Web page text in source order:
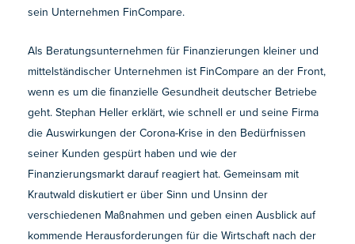
sein Unternehmen FinCompare.
Als Beratungsunternehmen für Finanzierungen kleiner und
mittelständischer Unternehmen ist FinCompare an der Front,
wenn es um die finanzielle Gesundheit deutscher Betriebe
geht. Stephan Heller erklärt, wie schnell er und seine Firma
die Auswirkungen der Corona-Krise in den Bedürfnissen
seiner Kunden gespürt haben und wie der
Finanzierungsmarkt darauf reagiert hat. Gemeinsam mit
Krautwald diskutiert er über Sinn und Unsinn der
verschiedenen Maßnahmen und geben einen Ausblick auf
kommende Herausforderungen für die Wirtschaft nach der